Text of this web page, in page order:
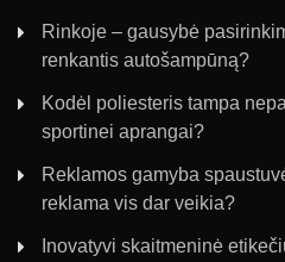
Rinkoje – gausybė
renkantis autošampūną?
Kodėl poliesteris tampa
sportinei aprangai?
Reklamos gamyba
reklama vis dar veikia?
Inovatyvi skaitmeninė